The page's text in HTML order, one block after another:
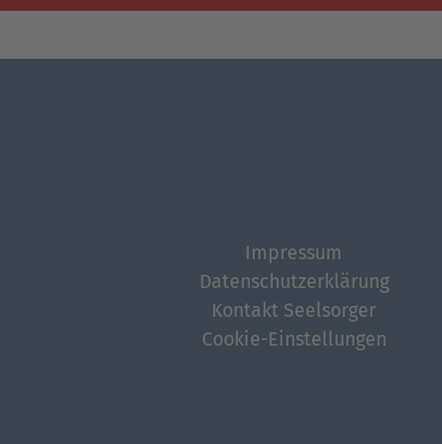
Impressum
Datenschutzerklärung
Kontakt Seelsorger
Cookie-Einstellungen